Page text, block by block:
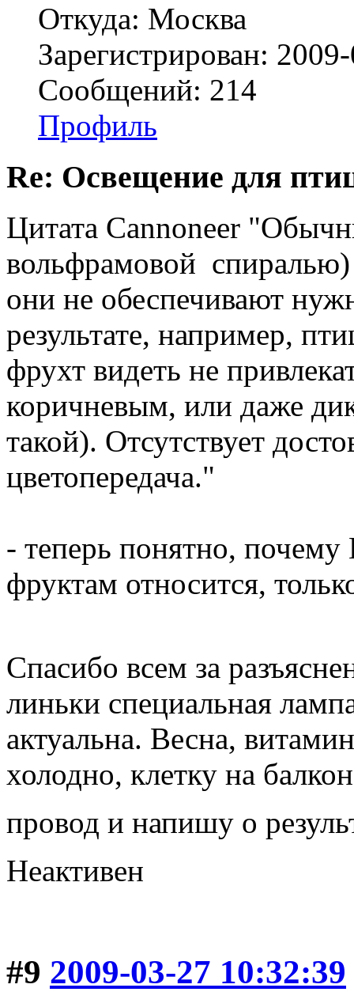
Откуда: Москва
Зарегистрирован:
Сообщений: 214
Профиль
Re: Освещение для
Цитата Cannoneer
вольфрамовой
они не обеспечивают
результате, например,
фрухт видеть не
коричневым, или даже
такой). Отсутствует
цветопередача."
- теперь понятно,
фруктам относится,
Спасибо всем за
линьки специальная
актуальна. Весна,
холодно, клетку на
провод и напишу о
Неактивен
#9 2009-03-27 10:32:39